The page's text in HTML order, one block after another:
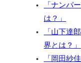
「ナンバ
は？」
「山下達
界とは？」
「岡田紗